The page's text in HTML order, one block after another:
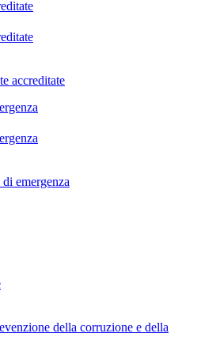
accreditate
emergenza
della corruzione e della